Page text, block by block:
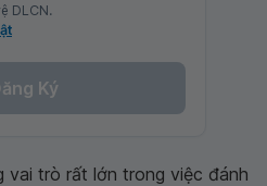
DLCN.
Ký
vai trò rất lớn trong việc đánh